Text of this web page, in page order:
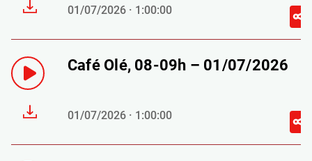
01/07/2026 · 1:00:00
Café Olé, 08-09h – 01/07/2026
01/07/2026 · 1:00:00